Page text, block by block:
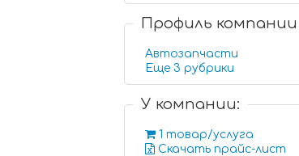
Профиль компании
Автозапчасти
Еще 3 рубрики
У компании:
1 товар/услуга
Скачать прайс-лист